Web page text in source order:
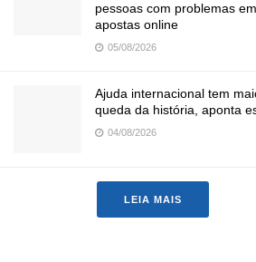
pessoas com problemas em
apostas online
05/08/2026
Ajuda internacional tem
queda da história, aponta
04/08/2026
LEIA MAIS